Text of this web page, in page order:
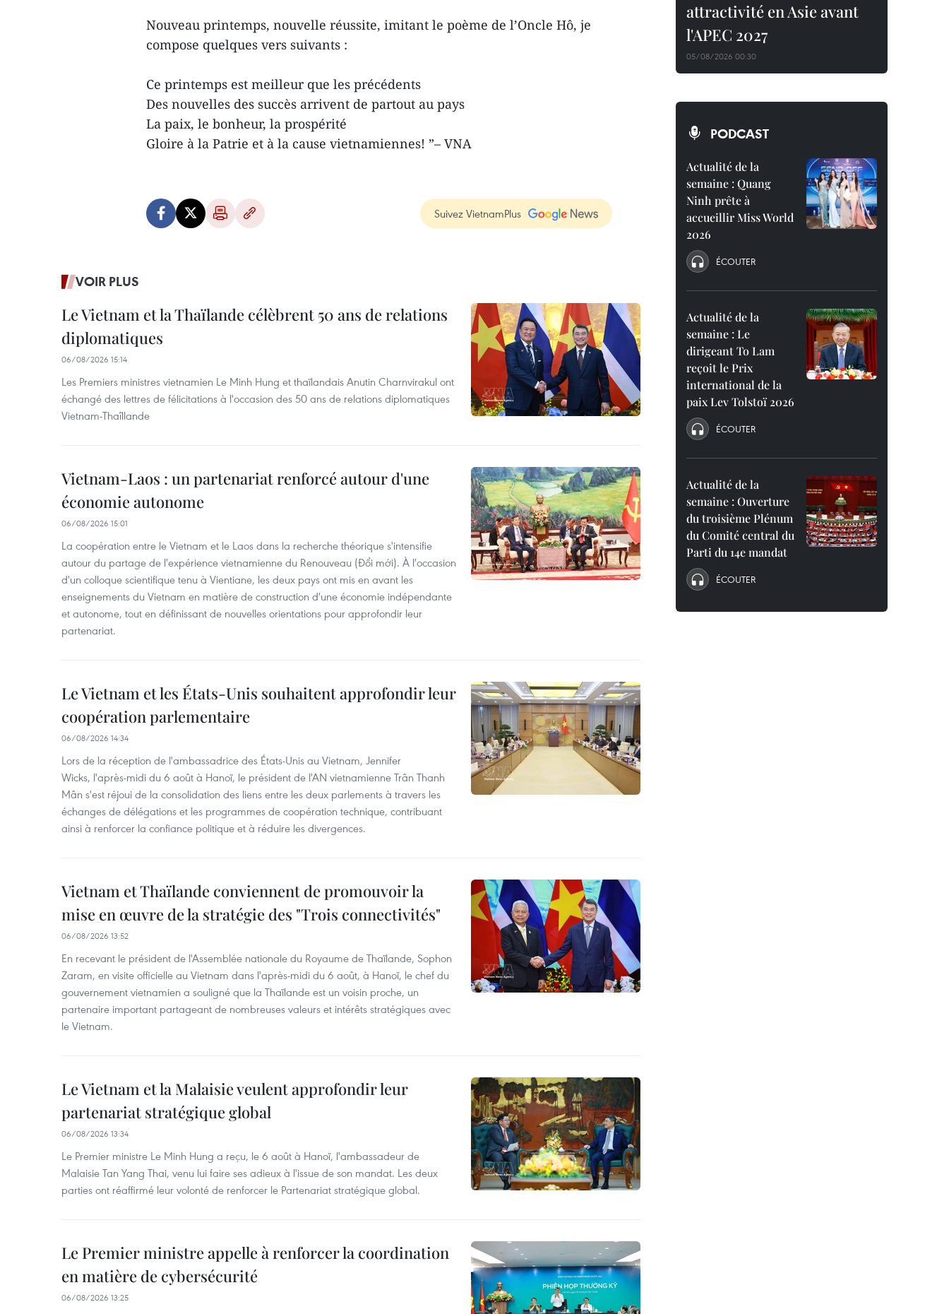
Nouveau printemps, nouvelle réussite, imitant le poème de l’Oncle Hô, je
compose quelques vers suivants :
Ce printemps est meilleur que les précédents
Des nouvelles des succès arrivent de partout au pays
La paix, le bonheur, la prospérité
Gloire à la Patrie et à la cause vietnamiennes! ”– VNA
Suivez VietnamPlus
VOIR PLUS
Le Vietnam et la Thaïlande célèbrent 50 ans de relations
diplomatiques
06/08/2026 15:14
Les Premiers ministres vietnamien Le Minh Hung et thaïlandais Anutin Charnvirakul ont
échangé des lettres de félicitations à l'occasion des 50 ans de relations diplomatiques
Vietnam-Thaîllande
Vietnam-Laos : un partenariat renforcé autour d'une
économie autonome
06/08/2026 15:01
La coopération entre le Vietnam et le Laos dans la recherche théorique s'intensifie
autour du partage de l'expérience vietnamienne du Renouveau (Đổi mới). À l'occasion
d'un colloque scientifique tenu à Vientiane, les deux pays ont mis en avant les
enseignements du Vietnam en matière de construction d'une économie indépendante
et autonome, tout en définissant de nouvelles orientations pour approfondir leur
partenariat.
Le Vietnam et les États-Unis souhaitent approfondir leur
coopération parlementaire
06/08/2026 14:34
Lors de la réception de l'ambassadrice des États-Unis au Vietnam, Jennifer
Wicks, l'après-midi du 6 août à Hanoï, le président de l'AN vietnamienne Trân Thanh
Mân s'est réjoui de la consolidation des liens entre les deux parlements à travers les
échanges de délégations et les programmes de coopération technique, contribuant
ainsi à renforcer la confiance politique et à réduire les divergences.
Vietnam et Thaïlande conviennent de promouvoir la
mise en œuvre de la stratégie des "Trois connectivités"
06/08/2026 13:52
En recevant le président de l'Assemblée nationale du Royaume de Thaïlande, Sophon
Zaram, en visite officielle au Vietnam dans l'après-midi du 6 août, à Hanoï, le chef du
gouvernement vietnamien a souligné que la Thaïlande est un voisin proche, un
partenaire important partageant de nombreuses valeurs et intérêts stratégiques avec
le Vietnam.
Le Vietnam et la Malaisie veulent approfondir leur
partenariat stratégique global
06/08/2026 13:34
Le Premier ministre Le Minh Hung a reçu, le 6 août à Hanoï, l'ambassadeur de
Malaisie Tan Yang Thai, venu lui faire ses adieux à l'issue de son mandat. Les deux
parties ont réaffirmé leur volonté de renforcer le Partenariat stratégique global.
Le Premier ministre appelle à renforcer la coordination
en matière de cybersécurité
06/08/2026 13:25
attractivité en Asie avant
l'APEC 2027
05/08/2026 00:30
PODCAST
Actualité de la
semaine : Quang
Ninh prête à
accueillir Miss World
2026
ÉCOUTER
Actualité de la
semaine : Le
dirigeant To Lam
reçoit le Prix
international de la
paix Lev Tolstoï 2026
ÉCOUTER
Actualité de la
semaine : Ouverture
du troisième Plénum
du Comité central du
Parti du 14e mandat
ÉCOUTER